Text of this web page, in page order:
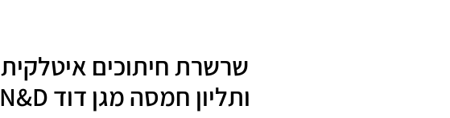
שרשרת חיתוכים איטלקית
ותליון חמסה מגן דוד N&D